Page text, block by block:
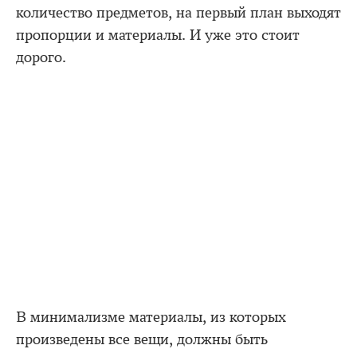
количество предметов, на первый план выходят
пропорции и материалы. И уже это стоит
дорого.
В минимализме материалы, из которых
произведены все вещи, должны быть